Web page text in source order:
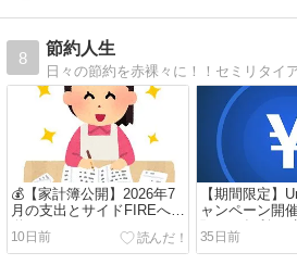
8
節約人生
💰【家計簿公開】2026年7
月の支出とサイドFIREへの
10日前
【期間限定】
ャンペーン開
預けて年利5%
ードを受け取
35日前